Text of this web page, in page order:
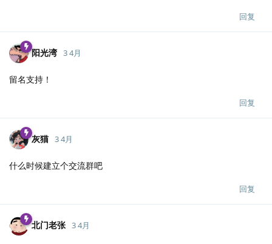
回复
阳光湾 3 4月
留名支持！
回复
灰猫 3 4月
什么时候建立个交流群吧
回复
北门老张 3 4月